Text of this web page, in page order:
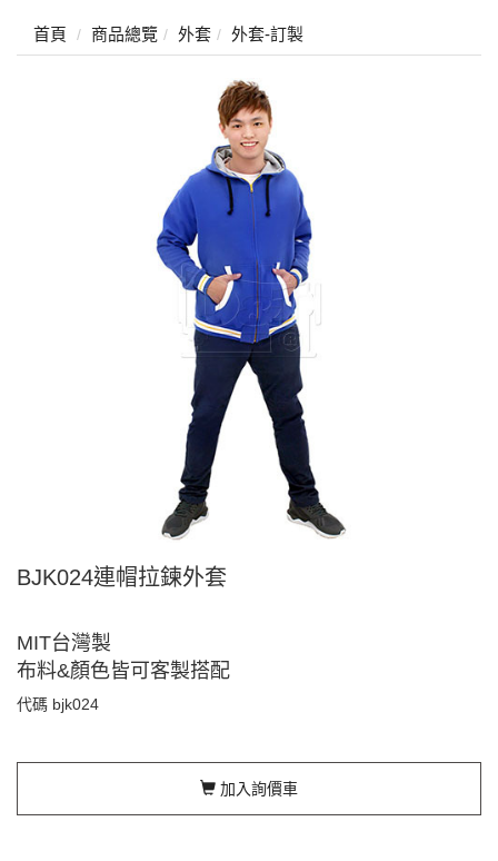
首頁 商品總覽 外套 外套-訂製
BJK024連帽拉鍊外套
MIT台灣製
布料&顏色皆可客製搭配
代碼 bjk024
加入詢價車